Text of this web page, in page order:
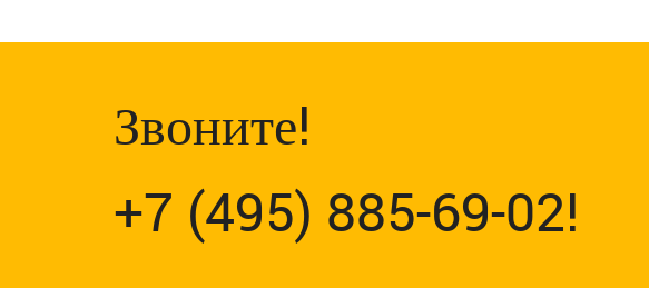
Звоните!
+7 (495) 885-69-02!